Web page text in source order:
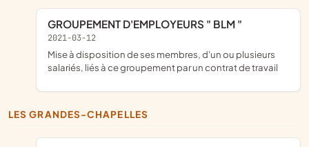
GROUPEMENT D'EMPLOYEURS " BLM "
2021-03-12
mise à disposition de ses membres, d'un ou plusieurs
salariés, liés à ce groupement par un contrat de travail
LES GRANDES-CHAPELLES